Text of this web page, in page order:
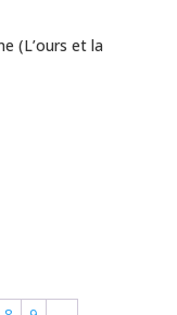
(L’ours et la